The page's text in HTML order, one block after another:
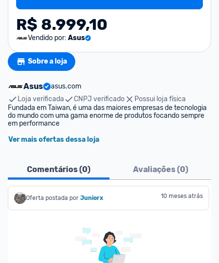
R$ 8.999,10
Vendido por: Asus
Sobre a loja
Asus
asus.com
Loja verificada
CNPJ verificado
Possui loja física
Fundada em Taiwan, é uma das maiores empresas de tecnologia
do mundo com uma gama enorme de produtos focando sempre
em performance
Ver mais ofertas dessa loja
Comentários (0) Avaliações (0)
Oferta postada por Juniorx 10 meses atrás